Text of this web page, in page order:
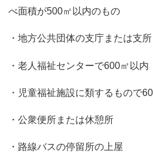
べ面積が500㎡以内のもの
・地方公共団体の支庁または支所
・老人福祉センターで600㎡以内
・児童福祉施設に類するもので
・公衆便所または休憩所
・路線バスの停留所の上屋